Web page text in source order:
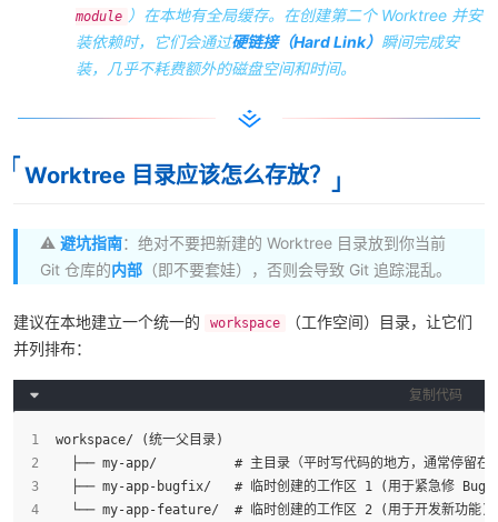
module ）在本地有全局缓存。在创建第二个 Worktree 并安
装依赖时，它们会通过硬链接（Hard Link） 瞬间完成安
装，几乎不耗费额外的磁盘空间和时间。
Worktree 目录应该怎么存放？
⚠️ 避坑指南：绝对不要把新建的 Worktree 目录放到你当前
Git 仓库的内部 （即不要套娃），否则会导致 Git 追踪混乱。
建议在本地建立一个统一的 workspace
（工作空间）目录，让它们
并列排布：
复制代码
workspace/ (统一父目录)
├── my-app/          # 主目录（平时写代码的地方，通常停留在
  ├── my-app-bugfix/   # 临时创建的工作区 1 (用于紧急修 Bug)
  └── my-app-feature/  # 临时创建的工作区 2 (用于开发新功能)